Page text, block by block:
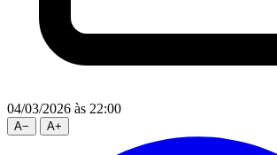
04/03/2026 às 22:00
A− A+